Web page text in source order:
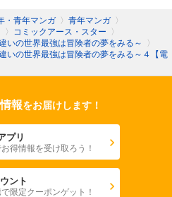
・青年マンガ 〉 青年マンガ 〉
〉 コミックアース・スター 〉
の世界最強は冒険者の夢をみる～ 〉
の世界最強は冒険者の夢をみる～４【電
報をお届けします！
プリ
得情報を受け取ろう！
ント
限定クーポンゲット！